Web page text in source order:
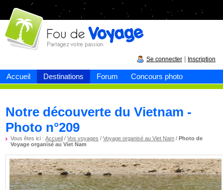
Accueil Destinations Forum Concours photo
Fou devoyage
Se connecter Inscription
Notre découverte du Vietnam -
Photo n°209
Vous êtes ici :Accueil /Vos voyages /Voyage organisé au Viet Nam /Photo de
Voyage organisé au Viet Nam